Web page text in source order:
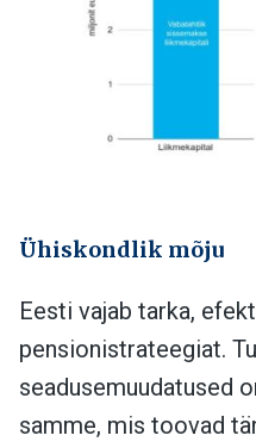
Ühiskondlik mõju
Eesti vajab tarka,
pensionistrateegiat.
seadusemuudatused
samme, mis toovad